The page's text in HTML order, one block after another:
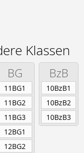
3D-Drucker
Klassen
BG
11BG1
11BG2
11BG3
12BG1
12BG2
BzB
10BzB1
10BzB2
10BzB3